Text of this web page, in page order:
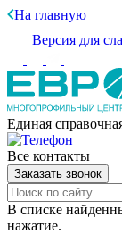
На главную
Версия для
Единая
Все контакты
Заказать звонок
В списке
нажатие.